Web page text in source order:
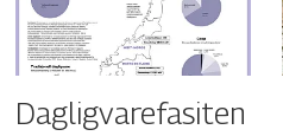
Dagligvarefasiten